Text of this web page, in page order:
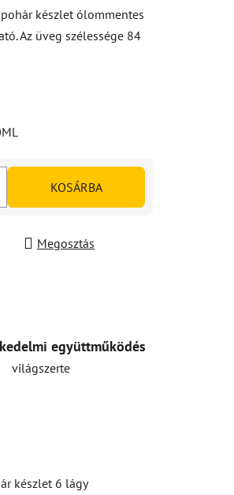
készlet ólommentes
Az üveg szélessége 84
KOSÁRBA
Megosztás
együttműködés
világszerte
készlet 6 lágy